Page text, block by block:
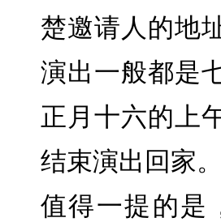
楚邀请人的地
演出一般都是
正月十六的上
结束演出回家。
值得一提的是